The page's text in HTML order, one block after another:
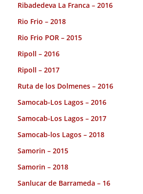
Ribadedeva La Franca – 2016
Rio Frio – 2018
Rio Frio POR – 2015
Ripoll – 2016
Ripoll – 2017
Ruta de los Dolmenes – 2016
Samocab-Los Lagos – 2016
Samocab-Los Lagos – 2017
Samocab-los Lagos – 2018
Samorin – 2015
Samorin – 2018
Sanlucar de Barrameda – 16